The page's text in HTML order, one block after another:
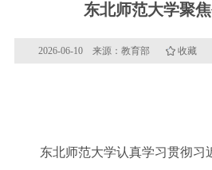
东北师范大学聚
2026-06-10 来源：教育部 收藏
东北师范大学认真学习贯彻习近